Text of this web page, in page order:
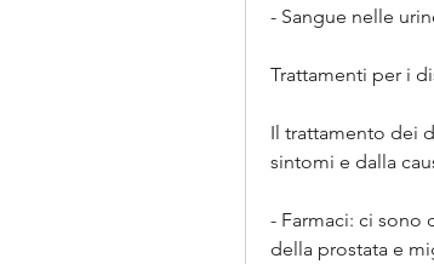
- Sangue nelle
Trattamenti per i
Il trattamento dei
sintomi e dalla
- Farmaci: ci sono
della prostata e